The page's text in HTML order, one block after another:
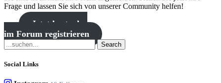
Frage und lassen Sie sich von unserer Community helfen!
Jetzt kostenlos
im Forum registrieren
Search
Social Links